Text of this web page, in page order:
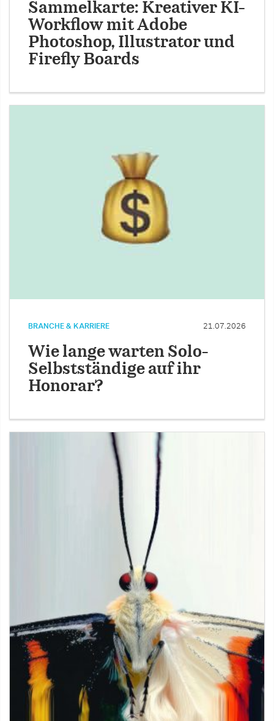
Sammelkarte: Kreativer KI-
Workflow mit Adobe
Photoshop, Illustrator und
Firefly Boards
BRANCHE & KARRIERE 21.07.2026
Wie lange warten Solo-
Selbstständige auf ihr
Honorar?